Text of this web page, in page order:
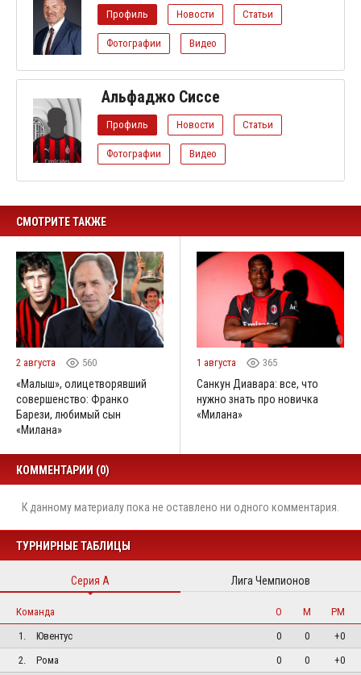
Профиль Новости Статьи
Фотографии Видео
Альфаджо Сиссе
Профиль Новости Статьи
Фотографии Видео
СМОТРИТЕ ТАКЖЕ
2 августа 560
«Малыш», олицетворявший
совершенство: Франко
Барези, любимый сын
«Милана»
1 августа 365
Санкун Диавара: все, что
нужно знать про новичка
«Милана»
КОММЕНТАРИИ (0)
К данному материалу пока не оставлено ни одного комментария.
ТУРНИРНЫЕ ТАБЛИЦЫ
Серия А Лига Чемпионов
Команда О М
РМ
1.
Ювентус 0 0
+0
2.
Рома 0 0
+0